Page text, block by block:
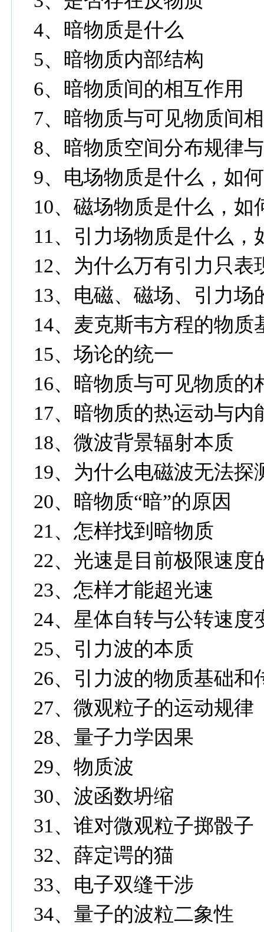
4、暗物质是什么
5、暗物质内部结构
6、暗物质间的相互作用
7、暗物质与可见物质间
8、暗物质空间分布规律
9、电场物质是什么，如
10、磁场物质是什么，如
11、引力场物质是什么，
12、为什么万有引力只表
13、电磁、磁场、引力场
14、麦克斯韦方程的物质
15、场论的统一
16、暗物质与可见物质的
17、暗物质的热运动与内
18、微波背景辐射本质
19、为什么电磁波无法探
20、暗物质“暗”的原因
21、怎样找到暗物质
22、光速是目前极限速度
23、怎样才能超光速
24、星体自转与公转速度
25、引力波的本质
26、引力波的物质基础和
27、微观粒子的运动规律
28、量子力学因果
29、物质波
30、波函数坍缩
31、谁对微观粒子掷骰子
32、薛定谔的猫
33、电子双缝干涉
34、量子的波粒二象性